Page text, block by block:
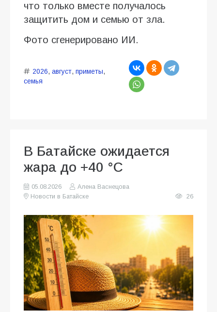
что только вместе получалось
защитить дом и семью от зла.
Фото сгенерировано ИИ.
2026, август, приметы,
семья
В Батайске ожидается
жара до +40 °C
05.08.2026
Алена Васнецова
Новости в Батайске
26